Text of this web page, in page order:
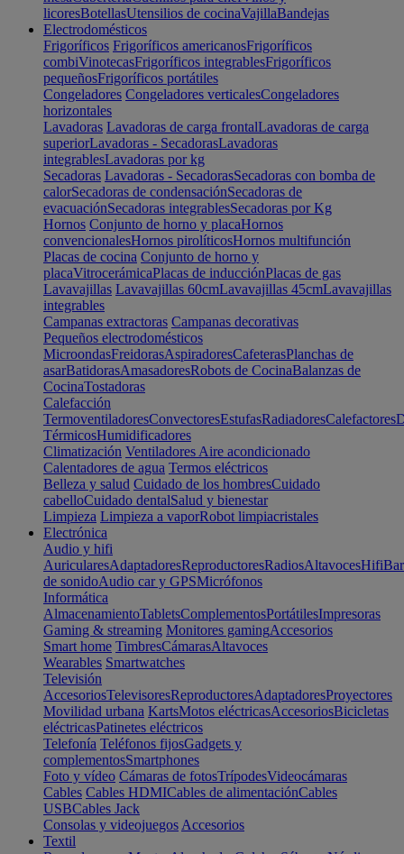
licoresBotellasUtensilios de cocinaVajillaBandejas
Electrodomésticos
Frigoríficos Frigoríficos americanosFrigoríficos
combiVinotecasFrigoríficos integrablesFrigoríficos
pequeñosFrigoríficos portátiles
Congeladores Congeladores verticalesCongeladores
horizontales
Lavadoras Lavadoras de carga frontalLavadoras de carga
superiorLavadoras - SecadorasLavadoras
integrablesLavadoras por kg
Secadoras Lavadoras - SecadorasSecadoras con bomba de
calorSecadoras de condensaciónSecadoras de
evacuaciónSecadoras integrablesSecadoras por Kg
Hornos Conjunto de horno y placaHornos
convencionalesHornos pirolíticosHornos multifunción
Placas de cocina Conjunto de horno y
placaVitrocerámicaPlacas de inducciónPlacas de gas
Lavavajillas Lavavajillas 60cmLavavajillas 45cmLavavajillas
integrables
Campanas extractoras Campanas decorativas
Pequeños electrodomésticos
MicroondasFreidorasAspiradoresCafeterasPlanchas de
asarBatidorasAmasadoresRobots de CocinaBalanzas de
CocinaTostadoras
Calefacción
TermoventiladoresConvectoresEstufasRadiadoresCalefactores
TérmicosHumidificadores
Climatización Ventiladores Aire acondicionado
Calentadores de agua Termos eléctricos
Belleza y salud Cuidado de los hombresCuidado
cabelloCuidado dentalSalud y bienestar
Limpieza Limpieza a vaporRobot limpiacristales
Electrónica
Audio y hifi
AuricularesAdaptadoresReproductoresRadiosAltavocesHifi
de sonidoAudio car y GPSMicrófonos
Informática
AlmacenamientoTabletsComplementosPortátilesImpresoras
Gaming & streaming Monitores gamingAccesorios
Smart home TimbresCámarasAltavoces
Wearables Smartwatches
Televisión
AccesoriosTelevisoresReproductoresAdaptadoresProyectores
Movilidad urbana KartsMotos eléctricasAccesoriosBicicletas
eléctricasPatinetes eléctricos
Telefonía Teléfonos fijosGadgets y
complementosSmartphones
Foto y vídeo Cámaras de fotosTrípodesVideocámaras
Cables Cables HDMICables de alimentaciónCables
USBCables Jack
Consolas y videojuegos Accesorios
Textil